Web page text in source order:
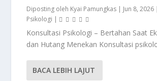
Diposting oleh Kyai Pamungkas | Jun 8, 2026
Psikologi |
Konsultasi Psikologi – Bertahan Saat
dan Hutang Menekan Konsultasi
BACA LEBIH LAJUT